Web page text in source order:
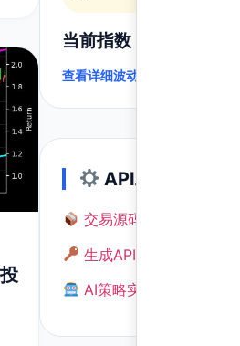
当前指数：
查看详细波动 →
API工具
交易源码（策略教程）
生成API密钥 →
AI策略实时预测